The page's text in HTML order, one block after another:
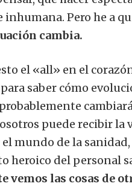
inhumana. Pero he a
cambia.
el «all» en el
saber cómo
puede recibir
mundo de la
heroico del personal
vemos las cosas de